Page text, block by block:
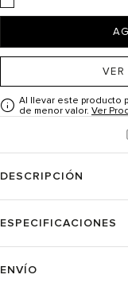
Al llevar este producto
de menor valor. Ver
DESCRIPCIÓN
ESPECIFICACIONES
ENVÍO